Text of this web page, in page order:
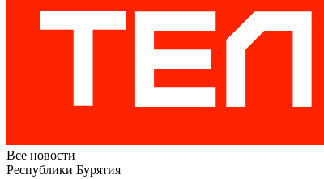
Все новости
Республики Бурятия